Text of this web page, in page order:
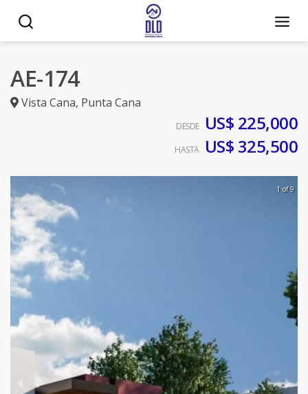
AE-174
Vista Cana, Punta Cana
DESDE US$ 225,000
HASTA US$ 325,500
1 of 9